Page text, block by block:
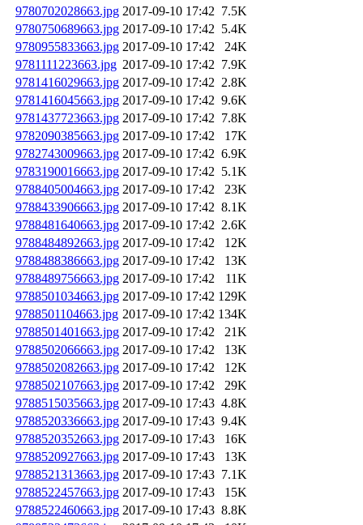
9780702028663.jpg 2017-09-10 17:42 7.5K
9780750689663.jpg 2017-09-10 17:42 5.4K
9780955833663.jpg 2017-09-10 17:42
24K
9781111223663.jpg 2017-09-10 17:42 7.9K
9781416029663.jpg 2017-09-10 17:42 2.8K
9781416045663.jpg 2017-09-10 17:42 9.6K
9781437723663.jpg 2017-09-10 17:42 7.8K
9782090385663.jpg 2017-09-10 17:42
17K
9782743009663.jpg 2017-09-10 17:42 6.9K
9783190016663.jpg 2017-09-10 17:42 5.1K
9788405004663.jpg 2017-09-10 17:42
23K
9788433906663.jpg 2017-09-10 17:42 8.1K
9788481640663.jpg 2017-09-10 17:42 2.6K
9788484892663.jpg 2017-09-10 17:42
12K
9788488386663.jpg 2017-09-10 17:42
13K
9788489756663.jpg 2017-09-10 17:42
11K
9788501034663.jpg 2017-09-10 17:42 129K
9788501104663.jpg 2017-09-10 17:42 134K
9788501401663.jpg 2017-09-10 17:42
21K
9788502066663.jpg 2017-09-10 17:42
13K
9788502082663.jpg 2017-09-10 17:42
12K
9788502107663.jpg 2017-09-10 17:42
29K
9788515035663.jpg 2017-09-10 17:43 4.8K
9788520336663.jpg 2017-09-10 17:43 9.4K
9788520352663.jpg 2017-09-10 17:43
16K
9788520927663.jpg 2017-09-10 17:43
13K
9788521313663.jpg 2017-09-10 17:43 7.1K
9788522457663.jpg 2017-09-10 17:43
15K
9788522460663.jpg 2017-09-10 17:43 8.8K